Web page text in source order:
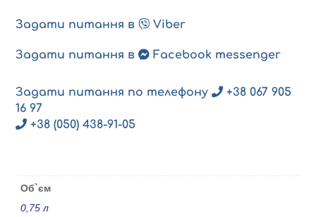
Задати питання в Viber
Задати питання в Facebook messenger
Задати питання по телефону
+38 067 905
16 97
+38 (050) 438-91-05
Об`єм
0,75 л